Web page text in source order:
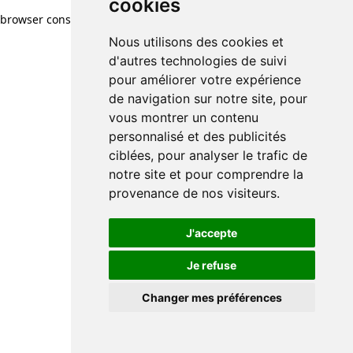
cookies
Nous utilisons des cookies et
d'autres technologies de suivi
pour améliorer votre expérience
de navigation sur notre site, pour
vous montrer un contenu
personnalisé et des publicités
ciblées, pour analyser le trafic de
notre site et pour comprendre la
provenance de nos visiteurs.
J'accepte
Je refuse
Changer mes préférences
browser console for more information)